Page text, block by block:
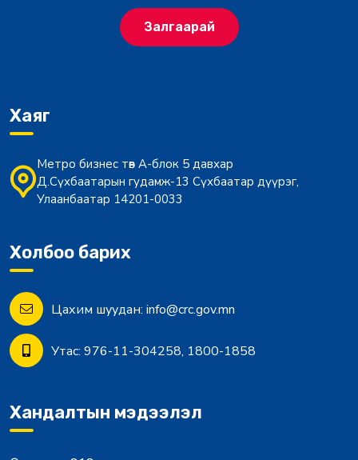
Залгаарай
Хаяг
Метро бизнес төв А-блок 5 давхар
Д.Сүхбаатарын гудамж-13 Сүхбаатар дүүрэг,
Улаанбаатар 14201-0033
Холбоо барих
Цахим шуудан: info@crc.gov.mn
Утас: 976-11-304258, 1800-1858
Хандалтын мэдээлэл